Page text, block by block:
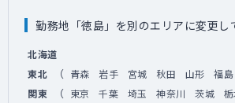
勤務地「徳島」を別のエリアに変更し
北海道
東北
（ 青森 岩手 宮城 秋田 山形 福島
関東 （ 東京 千葉 埼玉 神奈川 茨城